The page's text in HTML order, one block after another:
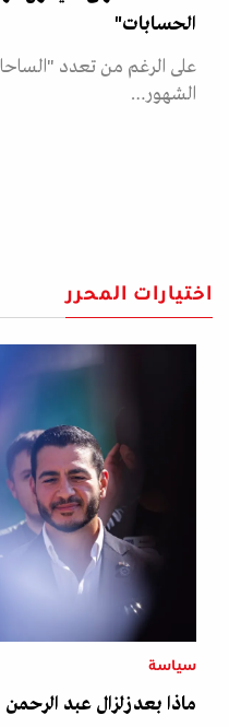
الحسابات"
على الرغم من تعدد
الشهور…
اختيارات المحرر
سياسة
ماذا بعد زلزال عبد